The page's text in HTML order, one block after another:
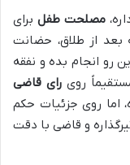
مصلحت طفل برای
از طلاق، حضانت
رو انجام بده و نفقه
روی رای قاضی
اما روی جزئیات حکم
و قاضی با دقت